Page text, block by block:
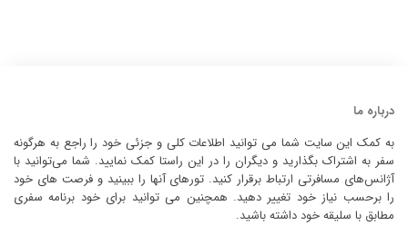
درباره ما
به کمک این سایت شما می توانید اطلاعات کلی و جزئی خود را راجع به هرگونه
سفر به اشتراک بگذارید و دیگران را در این راستا کمک نمایید. شما می‌توانید با
آژانس‌های مسافرتی ارتباط برقرار کنید. تورهای آنها را ببینید و فرصت های خود
را برحسب نیاز خود تغییر دهید. همچنین می توانید برای خود برنامه سفری
مطابق با سلیقه خود داشته باشید.